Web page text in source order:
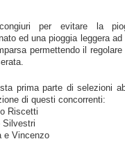
per evitare la
ed una pioggia leggera
permettendo il
prima parte di selezioni
di questi concorrenti:
Riscetti
Silvestri
e Vincenzo